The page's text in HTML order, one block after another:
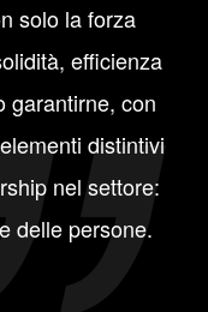
solo la forza
efficienza
garantirne, con
distintivi
nel settore:
delle persone.